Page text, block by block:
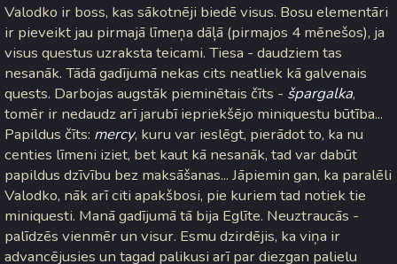
Valodko ir boss, kas sākotnēji biedē visus. Bosu elementāri
ir pieveikt jau pirmajā līmeņa dāļā (pirmajos 4 mēnešos), ja
visus questus uzraksta teicami. Tiesa - daudziem tas
nesanāk. Tādā gadījumā nekas cits neatliek kā galvenais
quests. Darbojas augstāk pieminētais čīts - špargalka,
tomēr ir nedaudz arī jarubī iepriekšējo miniquestu būtība...
Papildus čīts: mercy, kuru var ieslēgt, pierādot to, ka nu
centies līmeni iziet, bet kaut kā nesanāk, tad var dabūt
papildus dzīvību bez maksāšanas... Jāpiemin gan, ka paralēli
Valodko, nāk arī citi apakšbosi, pie kuriem tad notiek tie
miniquesti. Manā gadījumā tā bija Eglīte. Neuztraucās -
palīdzēs vienmēr un visur. Esmu dzirdējis, ka viņa ir
advancējusies un tagad palikusi arī par diezgan palielu